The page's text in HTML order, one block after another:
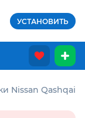
УСТАНОВИТЬ
Nissan Qashqai